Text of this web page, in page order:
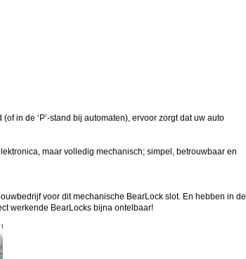
in de ‘P’-stand bij automaten), ervoor zorgt dat uw auto
maar volledig mechanisch; simpel, betrouwbaar en
voor dit mechanische BearLock slot. En hebben in de
werkende BearLocks bijna ontelbaar!